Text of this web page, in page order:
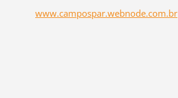
www.campospar.webnode.com.br